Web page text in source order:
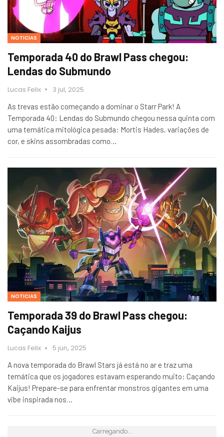
NOTICIAS
Temporada 40 do Brawl Pass chegou:
Lendas do Submundo
Lucas Felix 3 jul, 2025
As trevas estão começando a dominar o Starr Park! A
Temporada 40: Lendas do Submundo chegou nessa quinta com
uma temática mitológica pesada: Mortis Hades, variações de
cor, e skins assombradas como…
NOTICIAS
Temporada 39 do Brawl Pass chegou:
Caçando Kaijus
Lucas Felix 5 jun, 2025
A nova temporada do Brawl Stars já está no ar e traz uma
temática que os jogadores estavam esperando muito: Caçando
Kaijus! Prepare-se para enfrentar monstros gigantes em uma
vibe inspirada nos…
Carregando...